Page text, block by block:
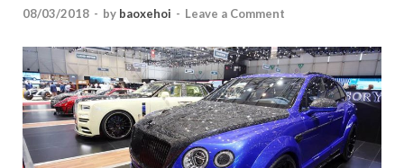
08/03/2018 - by baoxehoi - Leave a Comment